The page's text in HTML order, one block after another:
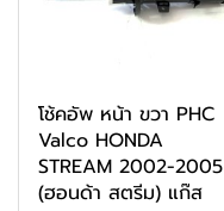
โช้คอัพ หน้า ขวา PHC
Valco HONDA
STREAM 2002-2005
(ฮอนด้า สตรีม) แก๊ส